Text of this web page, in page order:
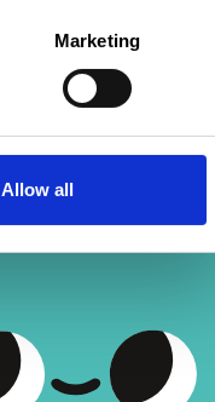
Marketing
Allow all